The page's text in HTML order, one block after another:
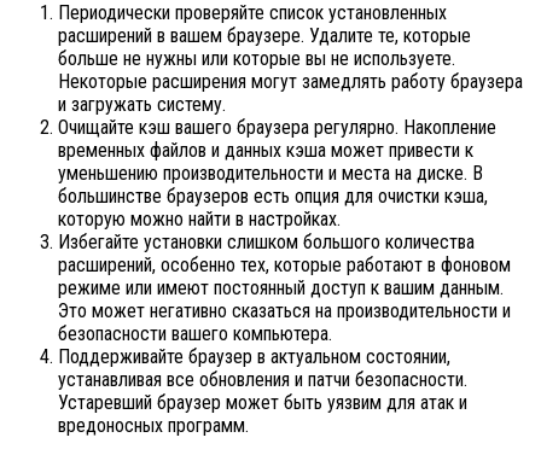
Периодически проверяйте список установленных
расширений в вашем браузере. Удалите те, которые
больше не нужны или которые вы не используете.
Некоторые расширения могут замедлять работу браузера
и загружать систему.
Очищайте кэш вашего браузера регулярно. Накопление
временных файлов и данных кэша может привести к
уменьшению производительности и места на диске. В
большинстве браузеров есть опция для очистки кэша,
которую можно найти в настройках.
Избегайте установки слишком большого количества
расширений, особенно тех, которые работают в фоновом
режиме или имеют постоянный доступ к вашим данным.
Это может негативно сказаться на производительности и
безопасности вашего компьютера.
Поддерживайте браузер в актуальном состоянии,
устанавливая все обновления и патчи безопасности.
Устаревший браузер может быть уязвим для атак и
вредоносных программ.